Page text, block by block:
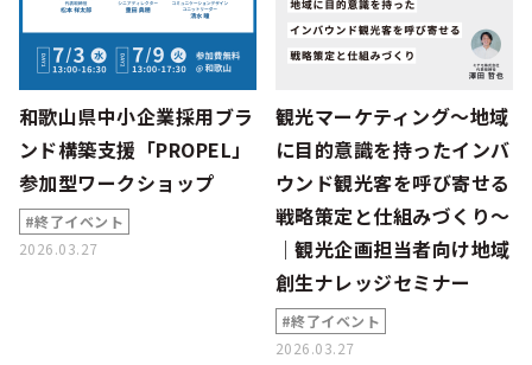
和歌山県中小企業採用ブラ
ンド構築支援「PROPEL」
参加型ワークショップ
#終了イベント
2026.03.27
観光マーケティング～地域
に目的意識を持ったインバ
ウンド観光客を呼び寄せる
戦略策定と仕組みづくり～
｜観光企画担当者向け地域
創生ナレッジセミナー
#終了イベント
2026.03.27